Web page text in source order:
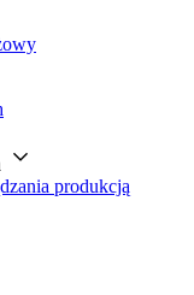
produkcją